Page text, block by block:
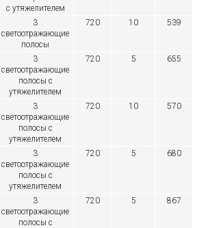
с утяжелителем
3
светоотражающие
полосы
720 10 539
3
светоотражающие
полосы с
утяжелителем
720 5 655
3
светоотражающие
полосы с
утяжелителем
720 10 570
3
светоотражающие
полосы с
утяжелителем
720 5 680
3
светоотражающие
полосы с
720 5 867